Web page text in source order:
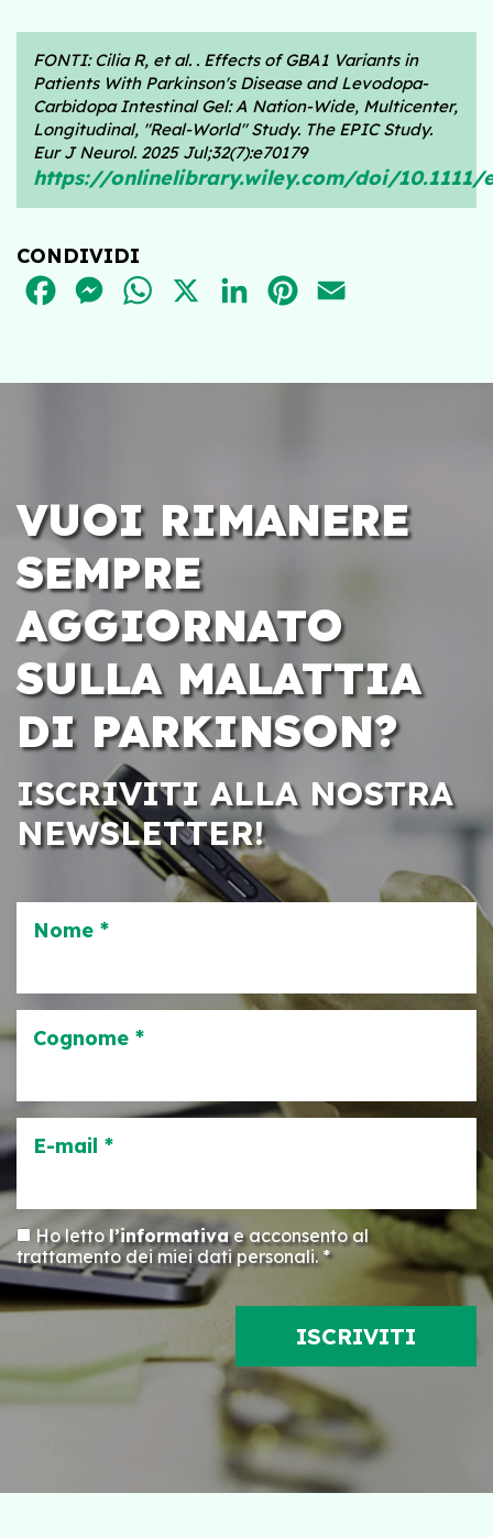
FONTI:Cilia R, et al. . Effects of GBA1 Variants in
Patients With Parkinson's Disease and Levodopa-
Carbidopa Intestinal Gel: A Nation-Wide, Multicenter,
Longitudinal, "Real-World" Study. The EPIC Study.
Eur J Neurol. 2025 Jul;32(7):e70179
https://onlinelibrary.wiley.com/doi/10.1111/
CONDIVIDI
FACEBOOKMESSENGER
WHATSAPPLINKEDINPINTEREST
VUOI RIMANERE
SEMPRE
AGGIORNATO
SULLA MALATTIA
DI PARKINSON?
ISCRIVITI ALLA NOSTRA
NEWSLETTER!
Nome *
Cognome *
E-mail *
Ho lettol’informativae acconsento al
trattamento dei miei dati personali. *